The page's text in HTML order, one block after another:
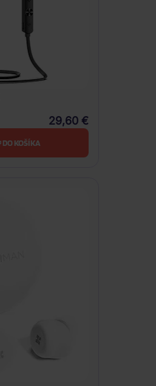
29,60 €
DO KOŠÍKA